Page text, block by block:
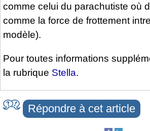
comme celui du parachutiste où
comme la force de frottement
modèle).
Pour toutes informations
la rubrique Stella.
Répondre à cet article